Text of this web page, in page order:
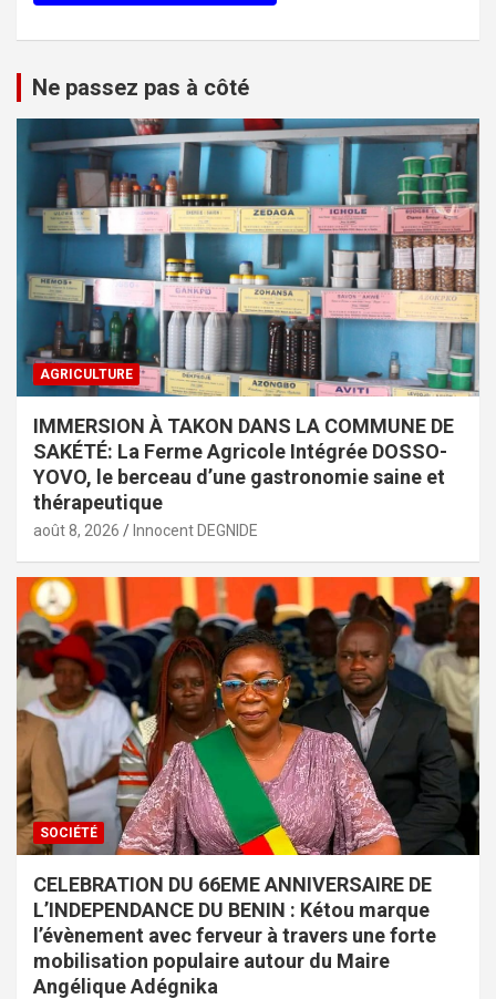
Ne passez pas à côté
AGRICULTURE
IMMERSION À TAKON DANS LA COMMUNE DE
SAKÉTÉ: La Ferme Agricole Intégrée DOSSO-
YOVO, le berceau d’une gastronomie saine et
thérapeutique
août 8, 2026 Innocent DEGNIDE
SOCIÉTÉ
CELEBRATION DU 66EME ANNIVERSAIRE DE
L’INDEPENDANCE DU BENIN : Kétou marque
l’évènement avec ferveur à travers une forte
mobilisation populaire autour du Maire
Angélique Adégnika